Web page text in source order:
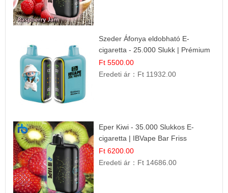
Szeder Áfonya eldobható E-
cigaretta - 25.000 Slukk | Prémium
Gyümölcs Íz
Ft 5500.00
Eredeti ár： Ft 11932.00
Eper Kiwi - 35.000 Slukkos E-
cigaretta | IBVape Bar Friss
Gyümölcs Ízek
Ft 6200.00
Eredeti ár： Ft 14686.00